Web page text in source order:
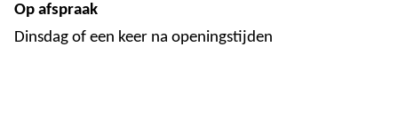
Op afspraak
Dinsdag of een keer na openingstijden